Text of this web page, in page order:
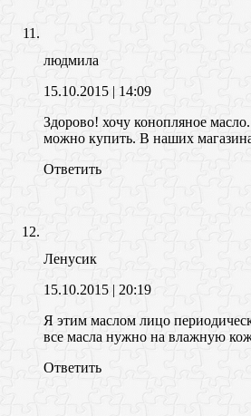
людмила
15.10.2015 | 14:09
Здорово! хочу конопляное
можно купить. В наших
Ответить
Ленусик
15.10.2015 | 20:19
Я этим маслом лицо
все масла нужно на влажную
Ответить